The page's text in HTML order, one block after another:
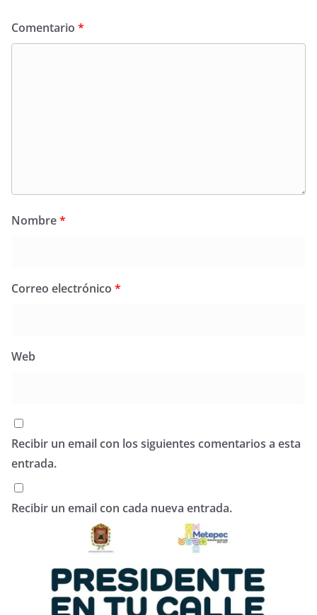
Comentario *
Nombre*
Correo electrónico *
Web
Recibir un email con los siguientes comentarios a esta
entrada.
Recibir un email con cada nueva entrada.